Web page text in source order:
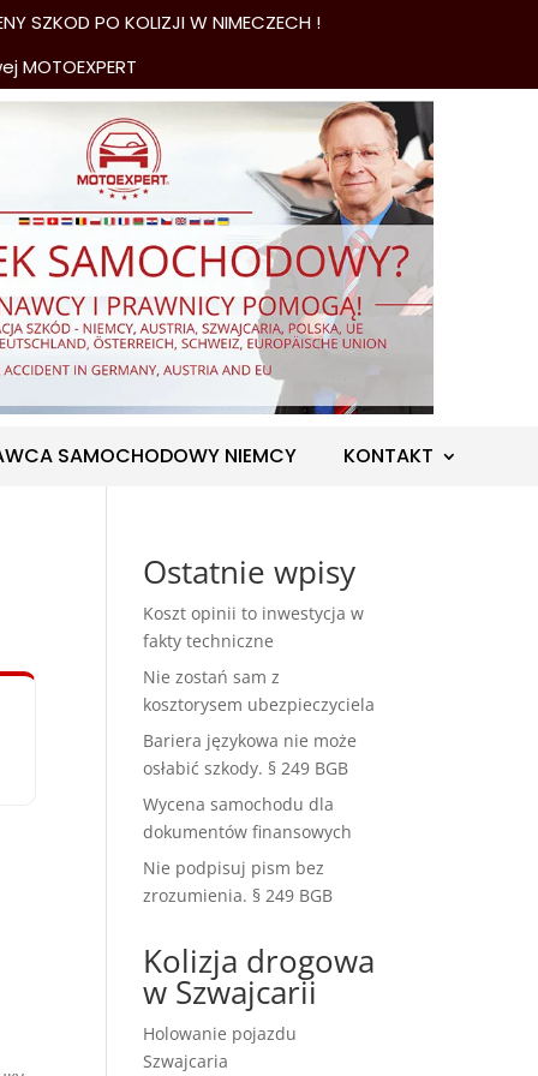
PO KOLIZJI W NIMECZECH !
SAMOCHODOWY NIEMCY KONTAKT
Ostatnie wpisy
Koszt opinii to inwestycja w
fakty techniczne
Nie zostań sam z
kosztorysem ubezpieczyciela
Bariera językowa nie może
osłabić szkody. § 249 BGB
Wycena samochodu dla
dokumentów finansowych
Nie podpisuj pism bez
zrozumienia. § 249 BGB
Kolizja drogowa
w Szwajcarii
Holowanie pojazdu
Szwajcaria